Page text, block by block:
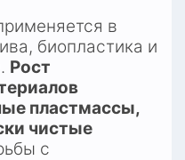
в
биопластика и
Рост
пластмассы,
чистые
с